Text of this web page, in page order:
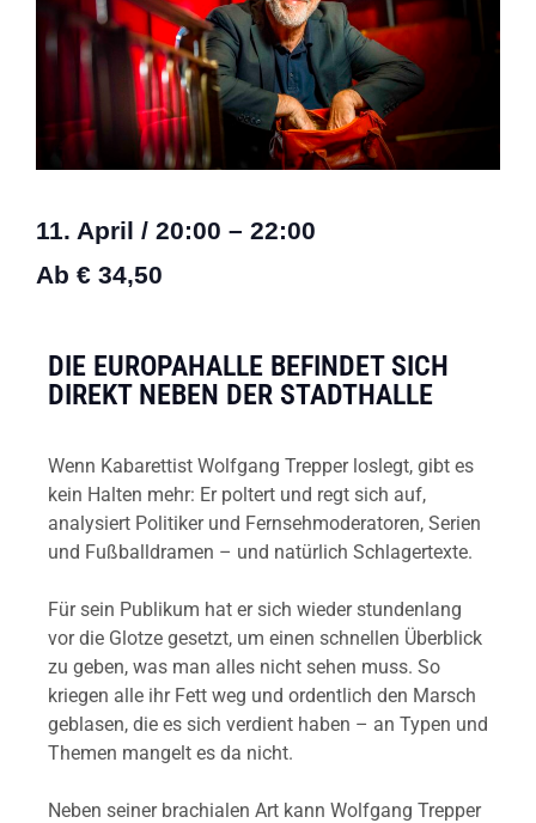
11. April / 20:00 – 22:00
Ab € 34,50
DIE EUROPAHALLE BEFINDET SICH
DIREKT NEBEN DER STADTHALLE
Wenn Kabarettist Wolfgang Trepper loslegt, gibt es
kein Halten mehr: Er poltert und regt sich auf,
analysiert Politiker und Fernsehmoderatoren, Serien
und Fußballdramen – und natürlich Schlagertexte.
Für sein Publikum hat er sich wieder stundenlang
vor die Glotze gesetzt, um einen schnellen Überblick
zu geben, was man alles nicht sehen muss. So
kriegen alle ihr Fett weg und ordentlich den Marsch
geblasen, die es sich verdient haben – an Typen und
Themen mangelt es da nicht.
Neben seiner brachialen Art kann Wolfgang Trepper